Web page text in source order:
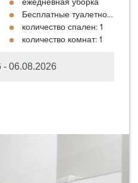
ежедневная уборка
Бесплатные туалетно-
количество спален: 1
количество комнат: 1